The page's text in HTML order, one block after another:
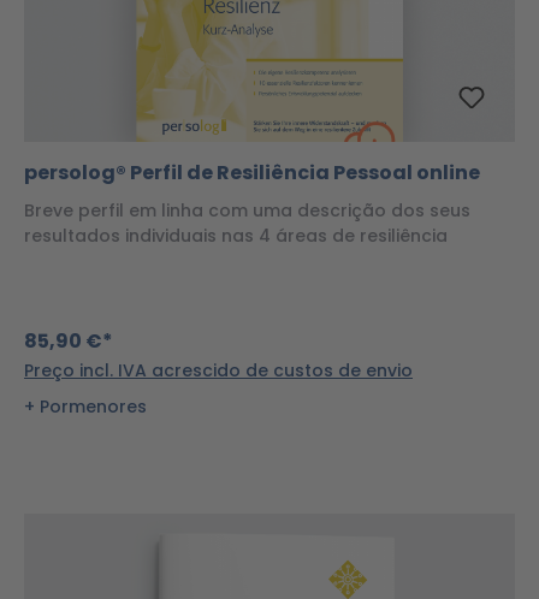
persolog® Perfil de Resiliência Pessoal online
Breve perfil em linha com uma descrição dos seus
resultados individuais nas 4 áreas de resiliência
85,90 €*
Preço incl. IVA acrescido de custos de envio
Pormenores